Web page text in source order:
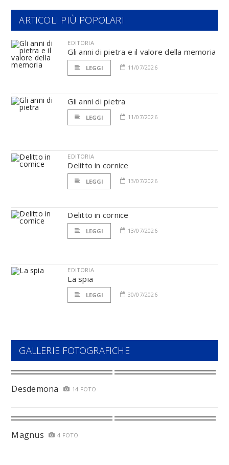
ARTICOLI PIÙ POPOLARI
EDITORIA
Gli anni di pietra e il valore della memoria
LEGGI 11/07/2026
Gli anni di pietra
LEGGI 11/07/2026
EDITORIA
Delitto in cornice
LEGGI 13/07/2026
Delitto in cornice
LEGGI 13/07/2026
EDITORIA
La spia
LEGGI 30/07/2026
GALLERIE FOTOGRAFICHE
Desdemona 14 FOTO
Magnus 4 FOTO